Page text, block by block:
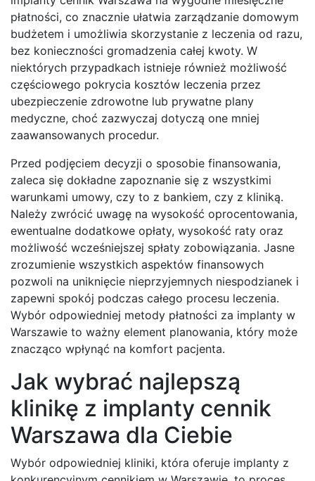
płatności, co znacznie ułatwia zarządzanie domowym
budżetem i umożliwia skorzystanie z leczenia od razu,
bez konieczności gromadzenia całej kwoty. W
niektórych przypadkach istnieje również możliwość
częściowego pokrycia kosztów leczenia przez
ubezpieczenie zdrowotne lub prywatne plany
medyczne, choć zazwyczaj dotyczą one mniej
zaawansowanych procedur.
Przed podjęciem decyzji o sposobie finansowania,
zaleca się dokładne zapoznanie się z wszystkimi
warunkami umowy, czy to z bankiem, czy z kliniką.
Należy zwrócić uwagę na wysokość oprocentowania,
ewentualne dodatkowe opłaty, wysokość raty oraz
możliwość wcześniejszej spłaty zobowiązania. Jasne
zrozumienie wszystkich aspektów finansowych
pozwoli na uniknięcie nieprzyjemnych niespodzianek i
zapewni spokój podczas całego procesu leczenia.
Wybór odpowiedniej metody płatności za implanty w
Warszawie to ważny element planowania, który może
znacząco wpłynąć na komfort pacjenta.
Jak wybrać najlepszą
klinikę z implanty cennik
Warszawa dla Ciebie
Wybór odpowiedniej kliniki, która oferuje implanty z